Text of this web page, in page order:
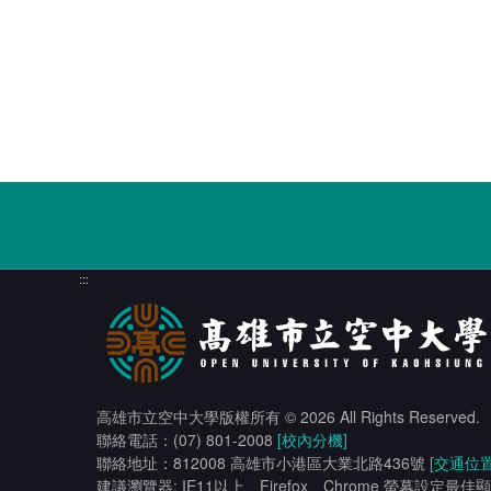
:::
高雄市立空中大學版權所有 © 2026 All Rights Reserved.
聯絡電話：(07) 801-2008 [校內分機]
聯絡地址：812008 高雄市小港區大業北路436號 [交通位
建議瀏覽器: IE11以上、Firefox、Chrome 螢幕設定最佳